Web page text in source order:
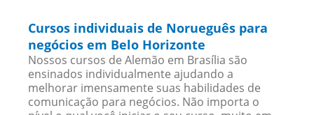
Cursos individuais de Norueguês para
negócios em Belo Horizonte
Nossos cursos de Alemão em Brasília são
ensinados individualmente ajudando a
melhorar imensamente suas habilidades de
comunicação para negócios. Não importa o